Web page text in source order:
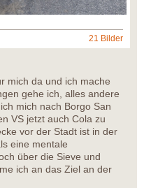
21 Bilder
mich da und ich mache
gehe ich, alles andere
mich nach Borgo San
VS jetzt auch Cola zu
vor der Stadt ist in der
eine mentale
über die Sieve und
ich an das Ziel an der